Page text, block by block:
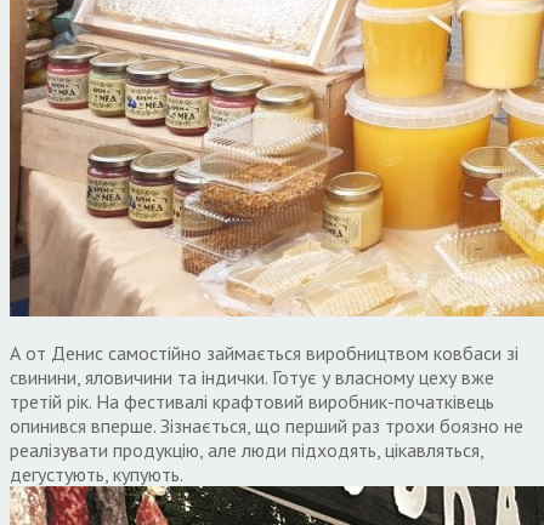
А от Денис самостійно займається виробництвом ковбаси зі
свинини, яловичини та індички. Готує у власному цеху вже
третій рік. На фестивалі крафтовий виробник-початківець
опинився вперше. Зізнається, що перший раз трохи боязно не
реалізувати продукцію, але люди підходять, цікавляться,
дегустують, купують.